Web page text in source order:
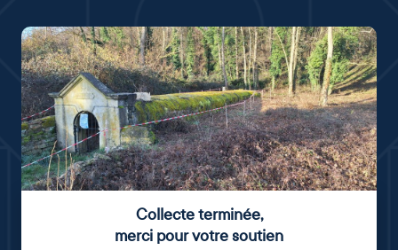
Collecte terminée,
merci pour votre soutien